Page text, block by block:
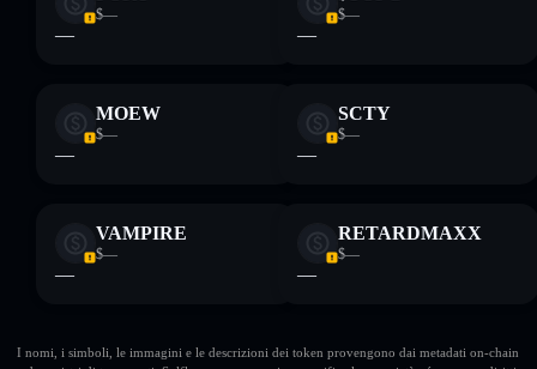
$—
—
$—
—
MOEW
$—
—
SCTY
$—
—
VAMPIRE
$—
—
RETARDMAXX
$—
—
I nomi, i simboli, le immagini e le descrizioni dei token provengono dai metadati on-chain